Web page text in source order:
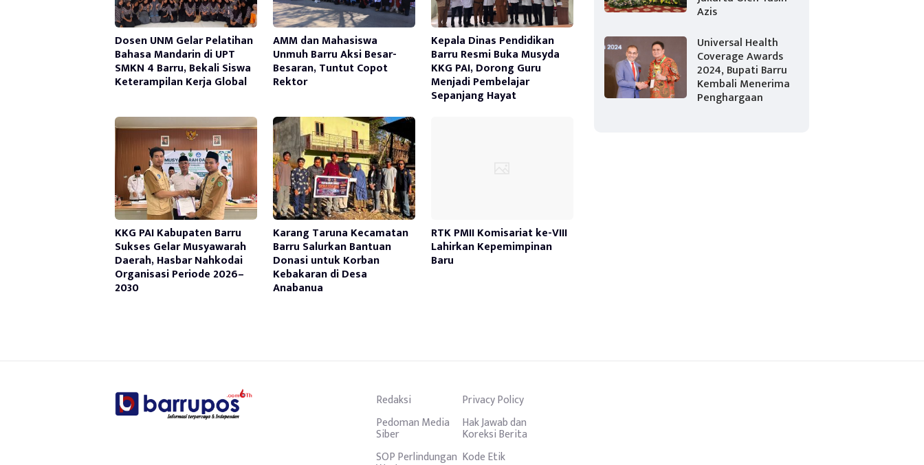
Dosen UNM Gelar Pelatihan
Bahasa Mandarin di UPT
SMKN 4 Barru, Bekali Siswa
Keterampilan Kerja Global
AMM dan Mahasiswa
Unmuh Barru Aksi Besar-
Besaran, Tuntut Copot
Rektor
Kepala Dinas Pendidikan
Barru Resmi Buka Musyda
KKG PAI, Dorong Guru
Menjadi Pembelajar
Sepanjang Hayat
KKG PAI Kabupaten Barru
Sukses Gelar Musyawarah
Daerah, Hasbar Nahkodai
Organisasi Periode 2026–
2030
Karang Taruna Kecamatan
Barru Salurkan Bantuan
Donasi untuk Korban
Kebakaran di Desa
Anabanua
RTK PMII Komisariat ke-VIII
Lahirkan Kepemimpinan
Baru
Azis
Universal Health
Coverage Awards
2024, Bupati Barru
Kembali Menerima
Penghargaan
Redaksi
Privacy Policy
Pedoman Media
Siber
Hak Jawab dan
Koreksi Berita
SOP Perlindungan Kode Etik